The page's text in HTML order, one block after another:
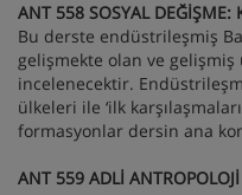
ANT 558 SOSYAL DEĞİŞME:
Bu derste endüstrileşmiş
gelişmekte olan ve
incelenecektir.
ülkeleri ile ‘ilk
formasyonlar dersin ana
ANT 559 ADLİ ANTROPOLOJİ